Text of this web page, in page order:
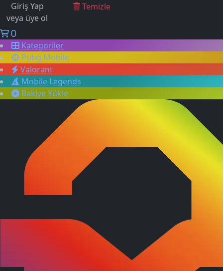
GEÇMİŞ ARAMALAR
Temizle
Giriş Yap
veya üye ol
0
Kategoriler
Pubg Mobile
Valorant
Mobile Legends
Bakiye Yükle